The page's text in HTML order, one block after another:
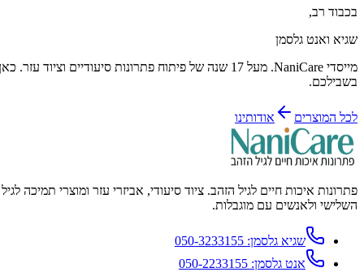
בכבוד רב,
שגיא ואנט גלסמן
מייסדי NaniCare. מעל 17 שנה של פיתוח פתרונות סיעודיים וציוד עזר. כאן
בשבילכם.
לכל המוצרים אודותינו
פתרונות איכות חיים לגיל הזהב. ציוד סיעודי, אביזרי עזר ומוצרי תמיכה לגיל
השלישי ולאנשים עם מוגבלות.
שגיא גלסמן:050-3233155
אנט גלסמן:050-2233155